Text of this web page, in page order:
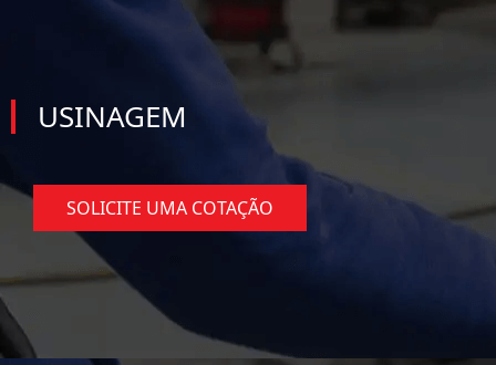
USINAGEM
SOLICITE UMA COTAÇÃO